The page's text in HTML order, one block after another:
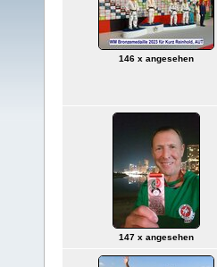
146 x angesehen
147 x angesehen